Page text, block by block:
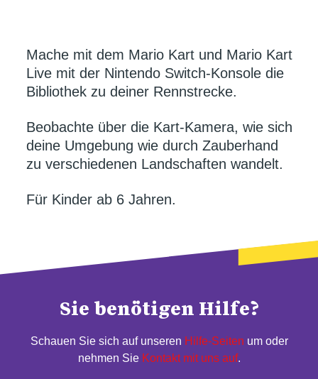
Mache mit dem Mario Kart und Mario Kart
Live mit der Nintendo Switch-Konsole die
Bibliothek zu deiner Rennstrecke.
Beobachte über die Kart-Kamera, wie sich
deine Umgebung wie durch Zauberhand
zu verschiedenen Landschaften wandelt.
Für Kinder ab 6 Jahren.
Sie benötigen Hilfe?
Schauen Sie sich auf unseren Hilfe-Seiten um oder
nehmen Sie Kontakt mit uns auf.